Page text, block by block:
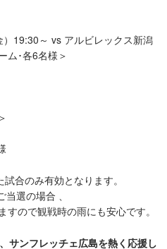
19:30～ vs アルビレックス新潟
ム･各6名様＞
合のみ有効となります。
当選の場合 、
ので観戦時の雨にも安心です。
サンフレッチェ広島を熱く応援し